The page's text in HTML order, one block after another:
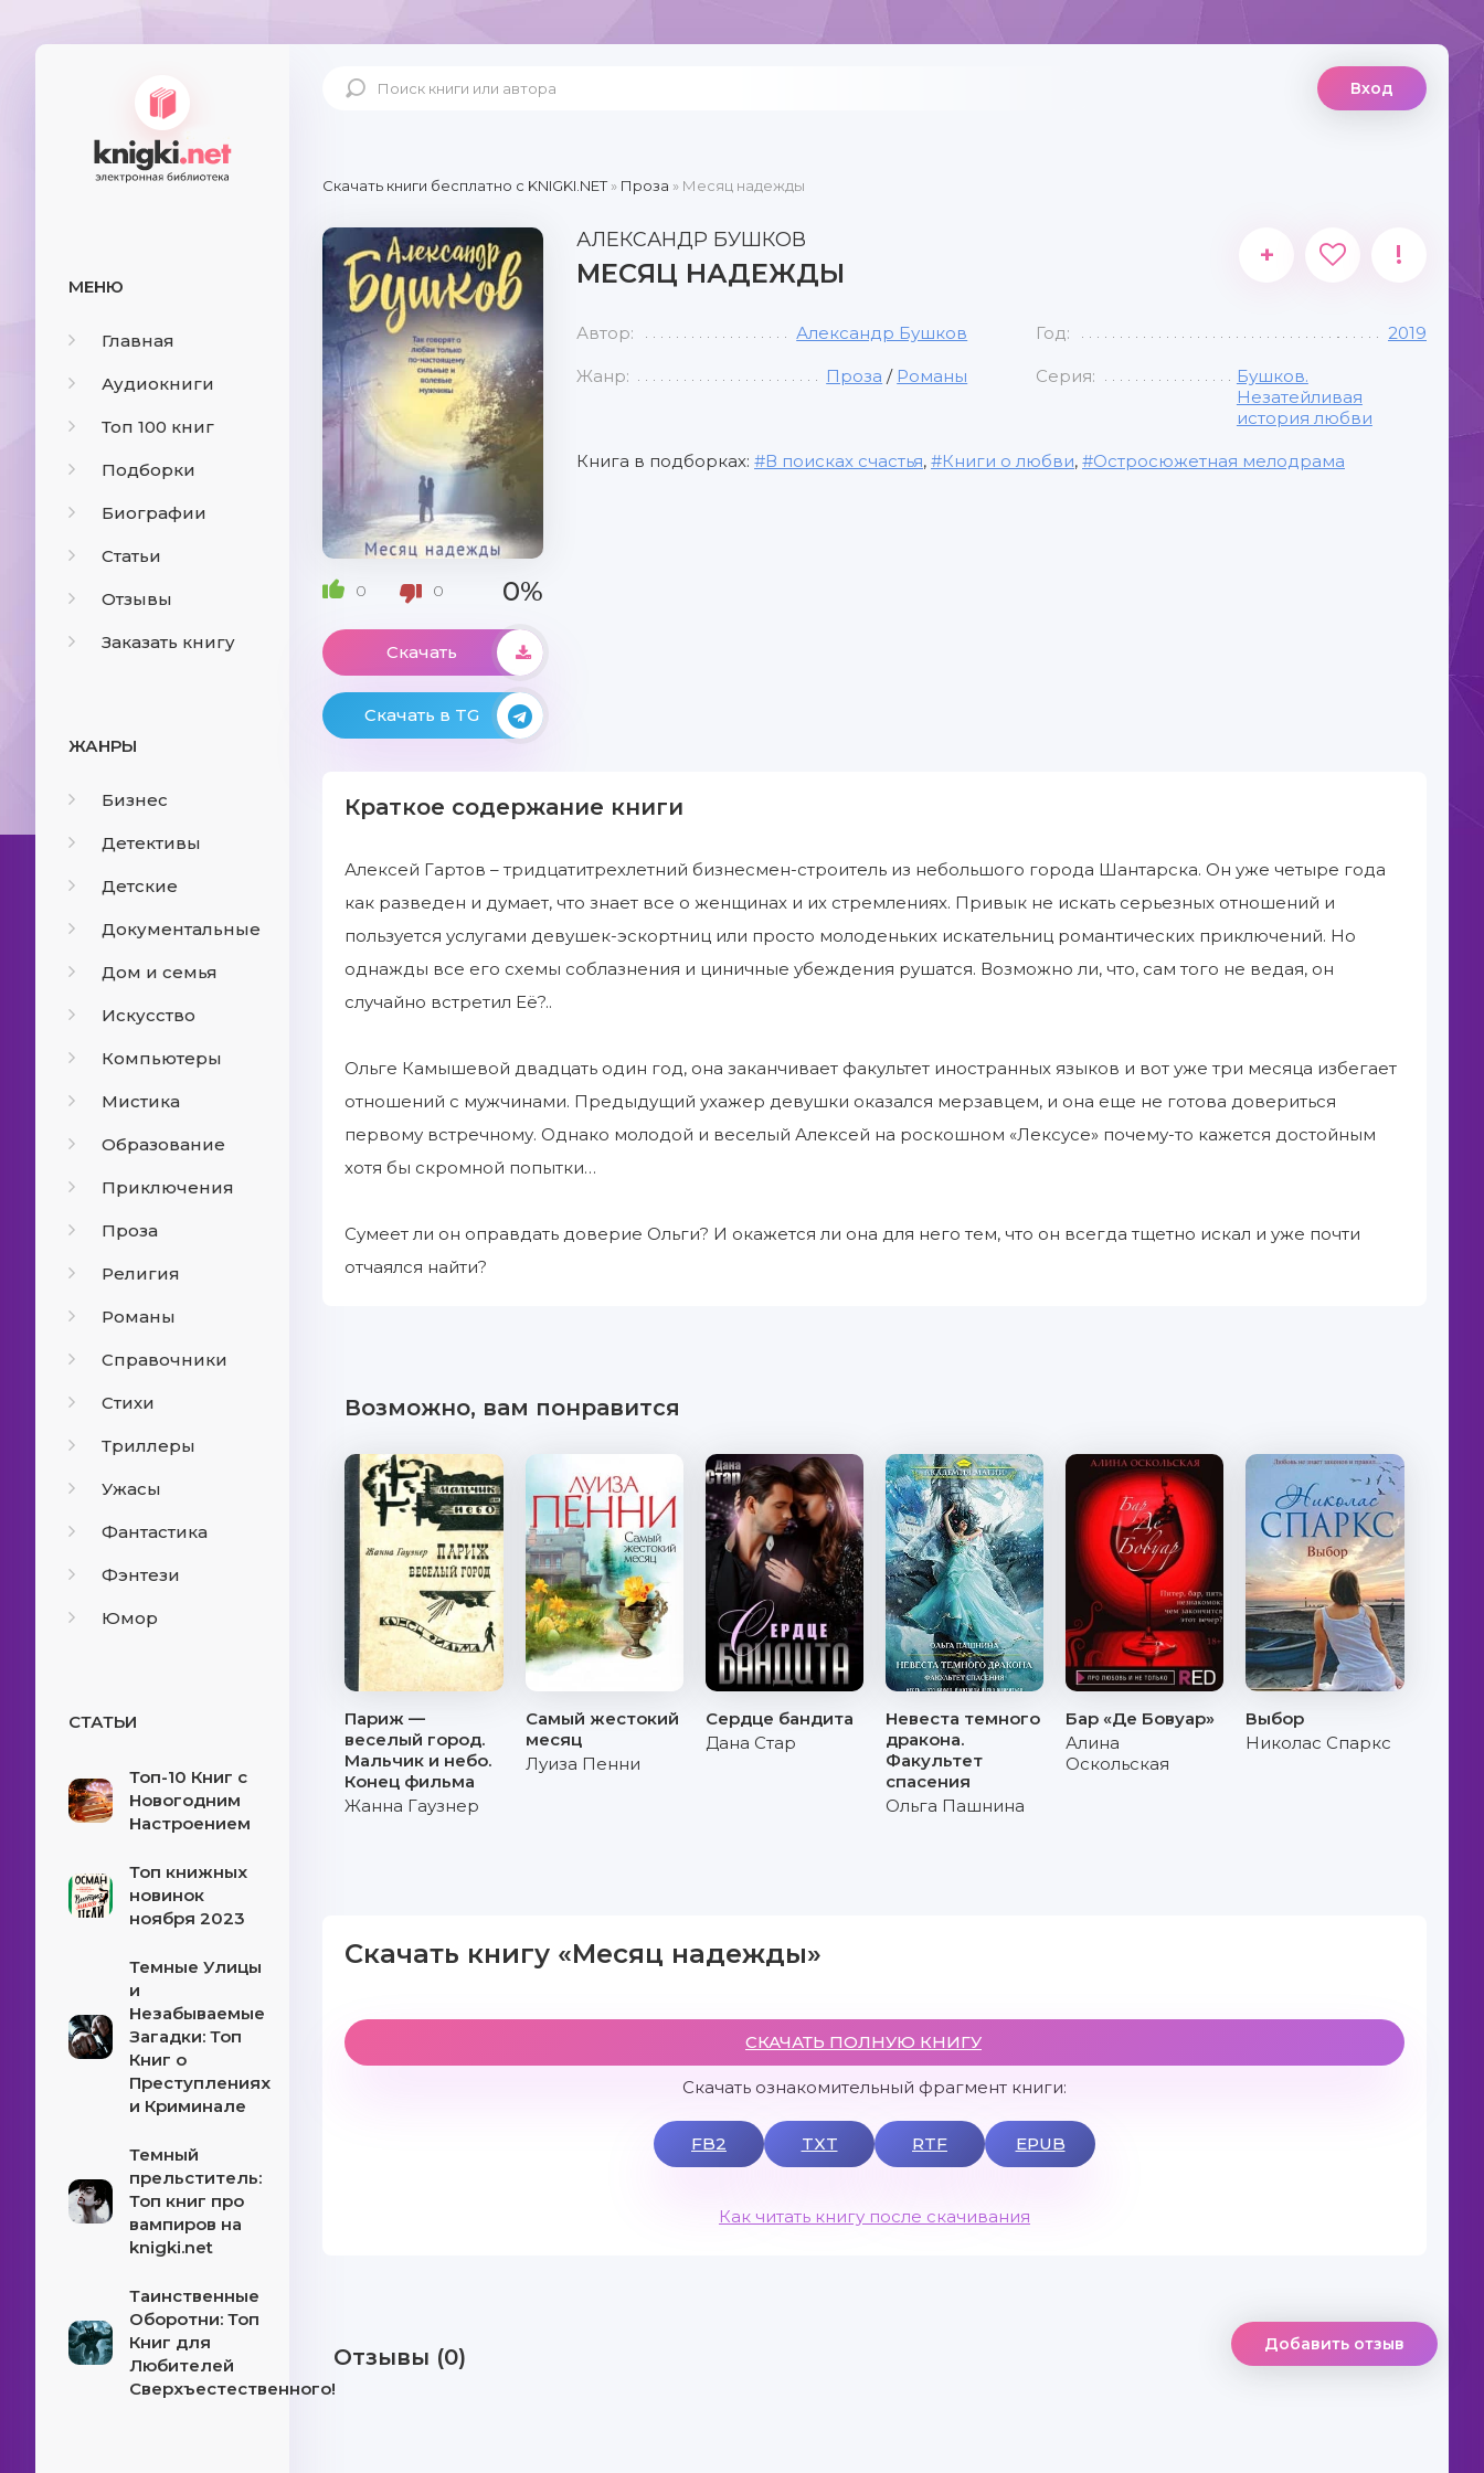
МЕНЮ
Главная
Аудиокниги
Топ 100 книг
Подборки
Биографии
Статьи
Отзывы
Заказать книгу
ЖАНРЫ
Бизнес
Детективы
Детские
Документальные
Дом и семья
Искусство
Компьютеры
Мистика
Образование
Приключения
Проза
Религия
Романы
Справочники
Стихи
Триллеры
Ужасы
Фантастика
Фэнтези
Юмор
СТАТЬИ
Топ-10 Книг с
Новогодним
Настроением
Топ книжных
новинок
ноября 2023
Темные Улицы
и
Незабываемые
Загадки: Топ
Книг о
Преступлениях
и Криминале
Темный
прельститель:
Топ книг про
вампиров на
knigki.net
Таинственные
Оборотни: Топ
Книг для
Любителей
Сверхъестественного!
Вход
Скачать книги бесплатно c KNIGKI.NET» Проза » Месяц надежды
0 0 0%
Скачать
Скачать в TG
АЛЕКСАНДР БУШКОВ
МЕСЯЦ НАДЕЖДЫ
+ !
Автор: Александр Бушков Год: 2019
Жанр: Проза / Романы Серия:
Бушков.
Незатейливая
история любви
Книга в подборках: В поисках счастья, Книги о любви, Остросюжетная мелодрама
Краткое содержание книги
Алексей Гартов – тридцатитрехлетний бизнесмен-строитель из небольшого города Шантарска. Он уже четыре года
как разведен и думает, что знает все о женщинах и их стремлениях. Привык не искать серьезных отношений и
пользуется услугами девушек-эскортниц или просто молоденьких искательниц романтических приключений. Но
однажды все его схемы соблазнения и циничные убеждения рушатся. Возможно ли, что, сам того не ведая, он
случайно встретил Её?..
Ольге Камышевой двадцать один год, она заканчивает факультет иностранных языков и вот уже три месяца избегает
отношений с мужчинами. Предыдущий ухажер девушки оказался мерзавцем, и она еще не готова довериться
первому встречному. Однако молодой и веселый Алексей на роскошном «Лексусе» почему-то кажется достойным
хотя бы скромной попытки…
Сумеет ли он оправдать доверие Ольги? И окажется ли она для него тем, что он всегда тщетно искал и уже почти
отчаялся найти?
Возможно, вам понравится
Париж —
веселый город.
Мальчик и небо.
Конец фильма
Жанна Гаузнер
Самый жестокий
месяц
Луиза Пенни
Сердце бандита
Дана Стар
Невеста темного
дракона.
Факультет
спасения
Ольга Пашнина
Бар «Де Бовуар»
Алина
Оскольская
Выбор
Николас Спаркс
Скачать книгу «Месяц надежды»
СКАЧАТЬ ПОЛНУЮ КНИГУ
Скачать ознакомительный фрагмент книги:
FB2 TXT RTF EPUB
Как читать книгу после скачивания
Отзывы (0) Добавить отзыв